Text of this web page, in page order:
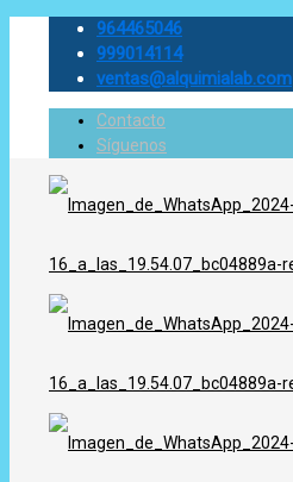
964465046
999014114
ventas@alquimialab.com
Contacto
Síguenos